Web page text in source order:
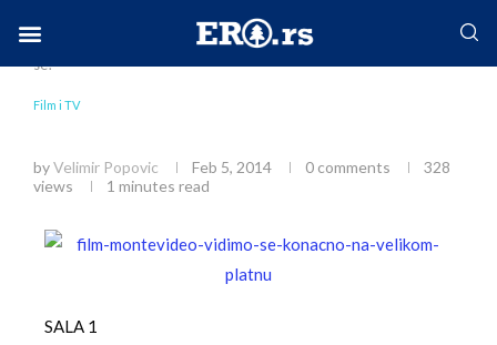
Home Film i TV
se!
Film i TV
byVelimir Popovic Feb 5, 2014 0 comments
328
views
1 minutes read
SALA 1